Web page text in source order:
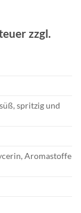
zzgl.
spritzig und
Aromastoffe